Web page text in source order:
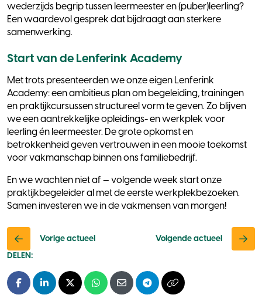
wederzijds begrip tussen leermeester en (puber)leerling?
Een waardevol gesprek dat bijdraagt aan sterkere
samenwerking.
Start van de Lenferink Academy
Met trots presenteerden we onze eigen Lenferink
Academy: een ambitieus plan om begeleiding, trainingen
en praktijkcursussen structureel vorm te geven. Zo blijven
we een aantrekkelijke opleidings- en werkplek voor
leerling én leermeester. De grote opkomst en
betrokkenheid geven vertrouwen in een mooie toekomst
voor vakmanschap binnen ons familiebedrijf.
En we wachten niet af — volgende week start onze
praktijkbegeleider al met de eerste werkplekbezoeken.
Samen investeren we in de vakmensen van morgen!
Vorige actueel
Volgende actueel
DELEN:
Facebook
LinkedInX - TwitterWhatsapp
E-mailTelegramKopieer naar